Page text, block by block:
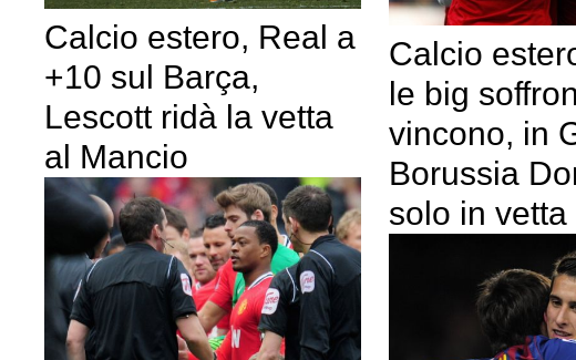
Calcio estero, Real a
+10 sul Barça,
Lescott ridà la vetta
al Mancio
Calcio
le big
vincono, in
Borussia
solo in vetta